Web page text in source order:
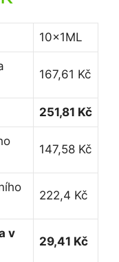
10x1ML
167,61 Kč
251,81 Kč
147,58 Kč
222,4 Kč
v
29,41 Kč